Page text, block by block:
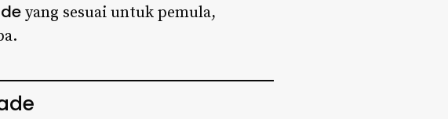
yang sesuai untuk pemula,